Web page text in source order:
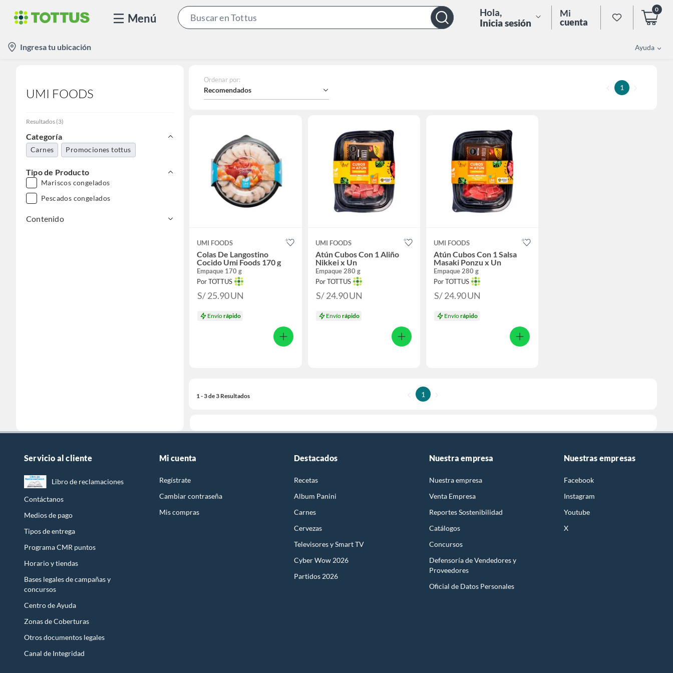
Menú
Bar
Hola,
Inicia sesión
Mi
cuenta
0
location-
icon
Ingresa tu ubicación Ayuda
UMI FOODS
Resultados (3)
Categoría
Carnes Promociones tottus
Tipo de Producto
Mariscos congelados
Pescados congelados
Contenido
Ordenar por:
Recomendados 1
UMI FOODS
Colas De Langostino
Cocido Umi Foods 170 g
Empaque 170 g
Por TOTTUS
S/ 25.90UN
Envíorápido
UMI FOODS
Atún Cubos Con 1 Aliño
Nikkei x Un
Empaque 280 g
Por TOTTUS
S/ 24.90UN
Envíorápido
UMI FOODS
Atún Cubos Con 1 Salsa
Masaki Ponzu x Un
Empaque 280 g
Por TOTTUS
S/ 24.90UN
Envíorápido
1 - 3 de 3 Resultados 1
Servicio al cliente
Libro de reclamaciones
Contáctanos
Medios de pago
Tipos de entrega
Programa CMR puntos
Horario y tiendas
Bases legales de campañas y
concursos
Centro de Ayuda
Zonas de Coberturas
Otros documentos legales
Canal de Integridad
Mi cuenta
Regístrate
Cambiar contraseña
Mis compras
Destacados
Recetas
Album Panini
Carnes
Cervezas
Televisores y Smart TV
Cyber Wow 2026
Partidos 2026
Nuestra empresa
Nuestra empresa
Venta Empresa
Reportes Sostenibilidad
Catálogos
Concursos
Defensoría de Vendedores y
Proveedores
Oficial de Datos Personales
Nuestras empresas
Facebook
Instagram
Youtube
X